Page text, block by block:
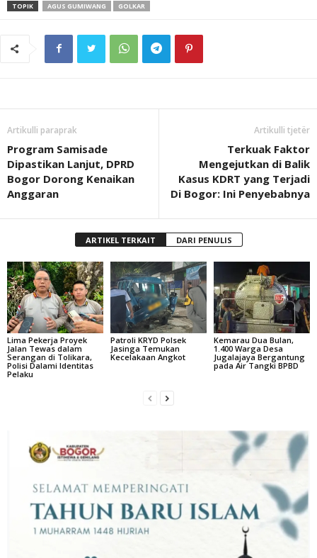
TOPIK AGUS GUMIWANG GOLKAR
Artikulli paraprak
Program Samisade
Dipastikan Lanjut, DPRD
Bogor Dorong Kenaikan
Anggaran
Artikulli tjetër
Terkuak Faktor
Mengejutkan di Balik
Kasus KDRT yang Terjadi
Di Bogor: Ini Penyebabnya
ARTIKEL TERKAIT DARI PENULIS
Lima Pekerja Proyek
Jalan Tewas dalam
Serangan di Tolikara,
Polisi Dalami Identitas
Pelaku
Patroli KRYD Polsek
Jasinga Temukan
Kecelakaan Angkot
Kemarau Dua Bulan,
1.400 Warga Desa
Jugalajaya Bergantung
pada Air Tangki BPBD